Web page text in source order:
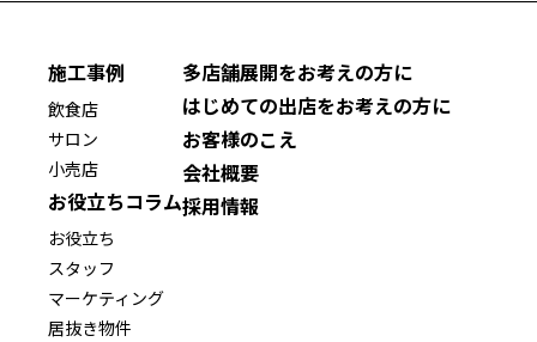
施工事例
飲食店
サロン
小売店
お役立ちコラム
お役立ち
スタッフ
マーケティング
居抜き物件
多店舗展開をお考えの方に
はじめての出店をお考えの方に
お客様のこえ
会社概要
採用情報